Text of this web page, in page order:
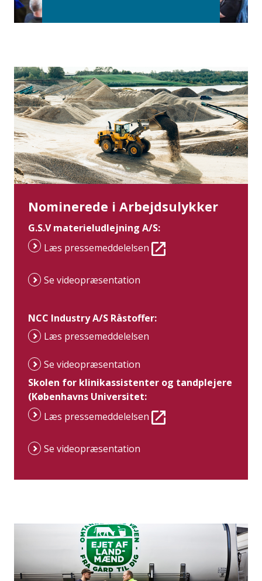
Nominerede i Arbejdsulykker
G.S.V materieludlejning A/S:
Læs pressemeddelelsen
Se videopræsentation
NCC Industry A/S Råstoffer:
Læs pressemeddelelsen
Se videopræsentation
Skolen for klinikassistenter og tandplejere
(Københavns Universitet:
Læs pressemeddelelsen
Se videopræsentation